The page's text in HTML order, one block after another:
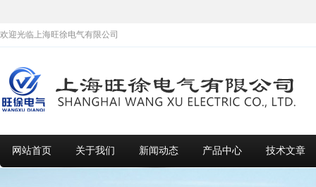
欢迎光临上海旺徐电气有限公司
网站首页 关于我们 新闻动态 产品中心 技术文章